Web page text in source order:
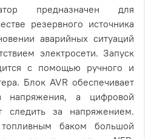
предназначен для
резервного источника
аварийных ситуаций
электросети. Запуск
с помощью ручного и
Блок AVR обеспечивает
напряжения, а цифровой
следить за напряжением.
баком большой